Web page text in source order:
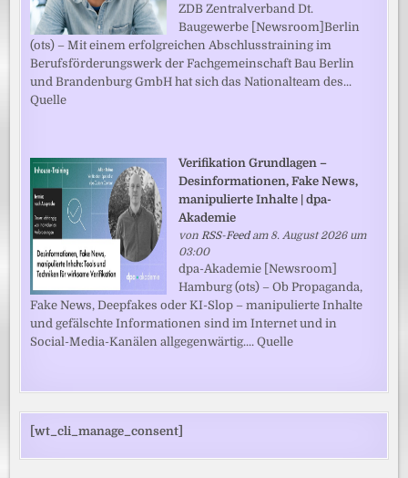
ZDB Zentralverband Dt.
Baugewerbe [Newsroom]Berlin
(ots) – Mit einem erfolgreichen Abschlusstraining im
Berufsförderungswerk der Fachgemeinschaft Bau Berlin
und Brandenburg GmbH hat sich das Nationalteam des...
Quelle
Verifikation Grundlagen –
Desinformationen, Fake News,
manipulierte Inhalte | dpa-
Akademie
vonRSS-Feedam 8. August 2026 um
03:00
dpa-Akademie [Newsroom]
Hamburg (ots) – Ob Propaganda,
Fake News, Deepfakes oder KI-Slop – manipulierte Inhalte
und gefälschte Informationen sind im Internet und in
Social-Media-Kanälen allgegenwärtig.... Quelle
[wt_cli_manage_consent]